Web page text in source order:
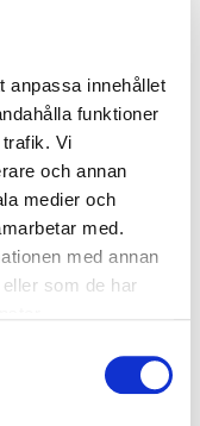
anpassa innehållet
funktioner
Vi
och annan
medier och
med.
med annan
som de har
känner att
säger då
relevanta
hans argument.
som jag